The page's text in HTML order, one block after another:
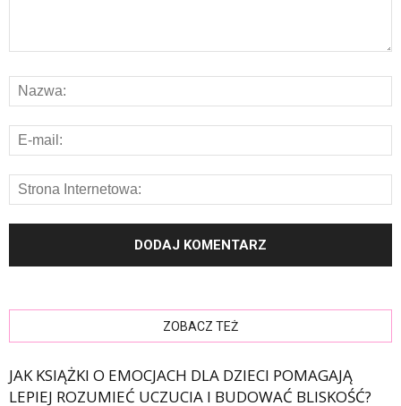
ZOBACZ TEŻ
JAK KSIĄŻKI O EMOCJACH DLA DZIECI POMAGAJĄ
LEPIEJ ROZUMIEĆ UCZUCIA I BUDOWAĆ BLISKOŚĆ?